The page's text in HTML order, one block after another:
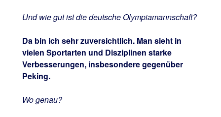
Und wie gut ist die deutsche Olympiamannschaft?
Da bin ich sehr zuversichtlich. Man sieht in
vielen Sportarten und Disziplinen starke
Verbesserungen, insbesondere gegenüber
Peking.
Wo genau?